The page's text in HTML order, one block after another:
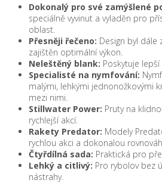
Dokonalý pro své zamýšlené
speciálně vyvinut a vyladěn pro
oblast.
Přesněji řečeno: Design byl dále
zajištěn optimální výkon.
Neleštěný blank: Poskytuje
Specialisté na nymfování:
malými, lehkými jednonožkovými
mezi nimi.
Stillwater Power: Pruty na
rychlejší akcí.
Rakety Predator: Modely
rychlou akci a dokonalou
Čtyřdílná sada: Praktická pro
Lehký a citlivý: Pro rybolov bez
nástrahy.